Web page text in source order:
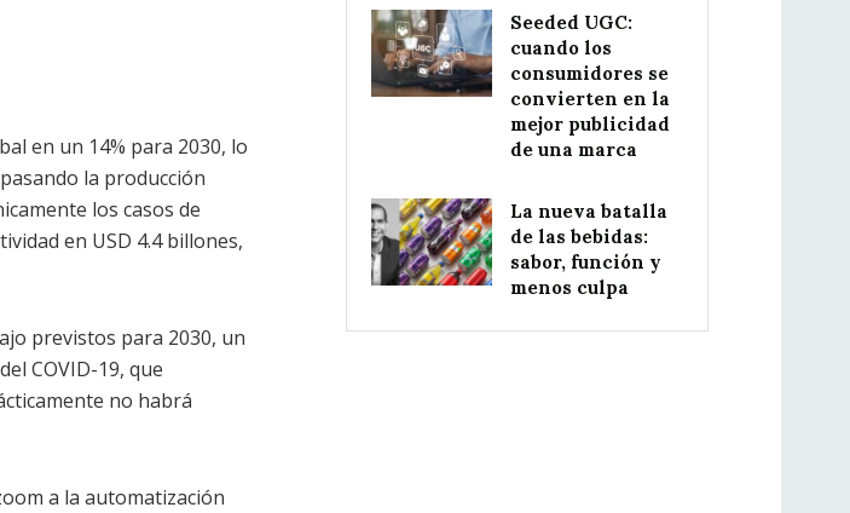
en un 14% para 2030, lo
la producción
los casos de
en USD 4.4 billones,
previstos para 2030, un
COVID-19, que
no habrá
a la automatización
Seeded UGC:
cuando los
consumidores se
convierten en la
mejor publicidad
de una marca
La nueva batalla
de las bebidas:
sabor, función y
menos culpa